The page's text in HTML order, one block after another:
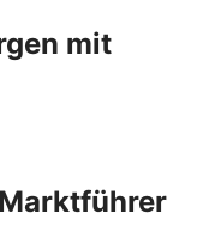
mit